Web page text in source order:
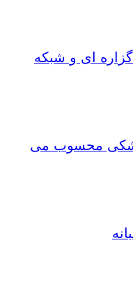
ای و شبکه
پزشکی محسوب می